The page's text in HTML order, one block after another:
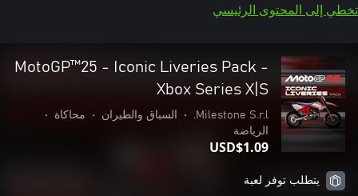
تخطي إلى المحتوى الرئيسي
MotoGP™25 - Iconic Liveries Pack -
Xbox Series X|S
Milestone S.r.l.
• السباق والطيران • محاكاة
•
الرياضة
USD$1.09
يتطلب توفر لعبة